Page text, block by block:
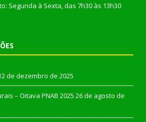
Segunda à Sexta, das 7h30 às 13h30
de dezembro de 2025
– Oitava PNAB 2025 26 de agosto de